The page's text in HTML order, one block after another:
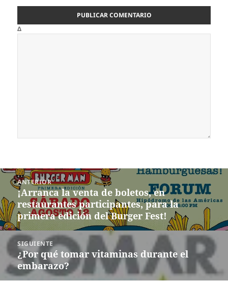
Δ
Navegación
entradas
ANTERIOR
Entrada
anterior:
¡Arranca la venta de boletos, en
restaurantes participantes, para la
primera edición del Burger Fest!
SIGUIENTE
Siguiente
entrada:
¿Por qué tomar vitaminas durante el
embarazo?